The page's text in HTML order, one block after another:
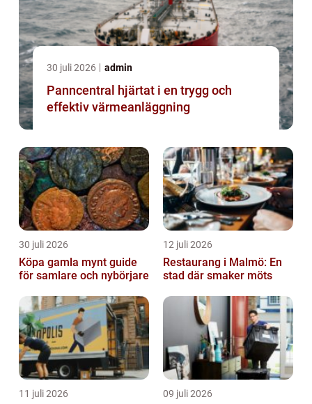
30 juli 2026 admin
Panncentral hjärtat i en trygg och
effektiv värmeanläggning
30 juli 2026
Köpa gamla mynt guide
för samlare och nybörjare
12 juli 2026
Restaurang i Malmö: En
stad där smaker möts
11 juli 2026 09 juli 2026